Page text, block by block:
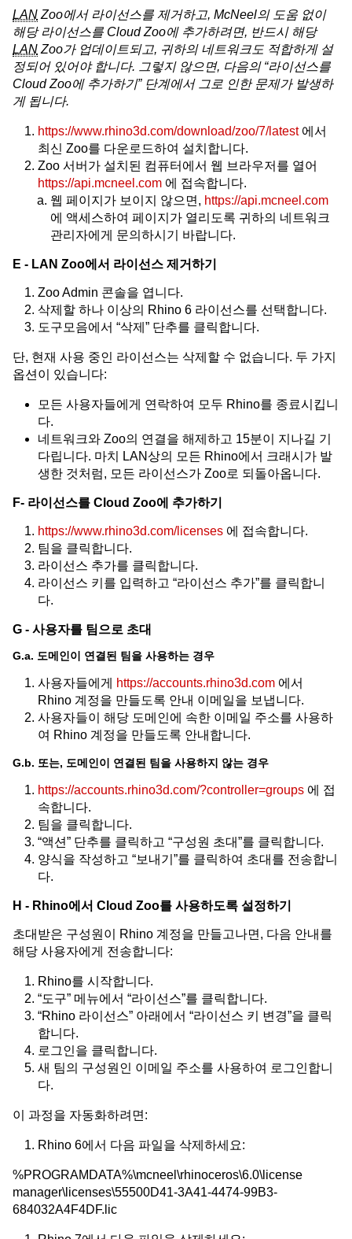
LAN Zoo에서 라이선스를 제거하고, McNeel의 도움 없이
해당 라이선스를 Cloud Zoo에 추가하려면, 반드시 해당
LAN Zoo가 업데이트되고, 귀하의 네트워크도 적합하게 설
정되어 있어야 합니다. 그렇지 않으면, 다음의 “라이선스를
Cloud Zoo에 추가하기” 단계에서 그로 인한 문제가 발생하
게 됩니다.
https://www.rhino3d.com/download/zoo/7/latest에서
최신 Zoo를 다운로드하여 설치합니다.
Zoo 서버가 설치된 컴퓨터에서 웹 브라우저를 열어
https://api.mcneel.com 에 접속합니다.
웹 페이지가 보이지 않으면, https://api.mcneel.com
에 액세스하여 페이지가 열리도록 귀하의 네트워크
관리자에게 문의하시기 바랍니다.
E - LAN Zoo에서 라이선스 제거하기
Zoo Admin 콘솔을 엽니다.
삭제할 하나 이상의 Rhino 6 라이선스를 선택합니다.
도구모음에서 “삭제” 단추를 클릭합니다.
단, 현재 사용 중인 라이선스는 삭제할 수 없습니다. 두 가지
옵션이 있습니다:
모든 사용자들에게 연락하여 모두 Rhino를 종료시킵니
다.
네트워크와 Zoo의 연결을 해제하고 15분이 지나길 기
다립니다. 마치 LAN상의 모든 Rhino에서 크래시가 발
생한 것처럼, 모든 라이선스가 Zoo로 되돌아옵니다.
F- 라이선스를 Cloud Zoo에 추가하기
https://www.rhino3d.com/licenses 에 접속합니다.
팀을 클릭합니다.
라이선스 추가를 클릭합니다.
라이선스 키를 입력하고 “라이선스 추가”를 클릭합니
다.
G - 사용자를 팀으로 초대
G.a. 도메인이 연결된 팀을 사용하는 경우
사용자들에게 https://accounts.rhino3d.com 에서
Rhino 계정을 만들도록 안내 이메일을 보냅니다.
사용자들이 해당 도메인에 속한 이메일 주소를 사용하
여 Rhino 계정을 만들도록 안내합니다.
G.b. 또는, 도메인이 연결된 팀을 사용하지 않는 경우
https://accounts.rhino3d.com/?controller=groups 에 접
속합니다.
팀을 클릭합니다.
“액션” 단추를 클릭하고 “구성원 초대”를 클릭합니다.
양식을 작성하고 “보내기”를 클릭하여 초대를 전송합니
다.
H - Rhino에서 Cloud Zoo를 사용하도록 설정하기
초대받은 구성원이 Rhino 계정을 만들고나면, 다음 안내를
해당 사용자에게 전송합니다:
Rhino를 시작합니다.
“도구” 메뉴에서 “라이선스”를 클릭합니다.
“Rhino 라이선스” 아래에서 “라이선스 키 변경”을 클릭
합니다.
로그인을 클릭합니다.
새 팀의 구성원인 이메일 주소를 사용하여 로그인합니
다.
이 과정을 자동화하려면:
Rhino 6에서 다음 파일을 삭제하세요:
%PROGRAMDATA%\mcneel\rhinoceros\6.0\license
manager\licenses\55500D41-3A41-4474-99B3-
684032A4F4DF.lic